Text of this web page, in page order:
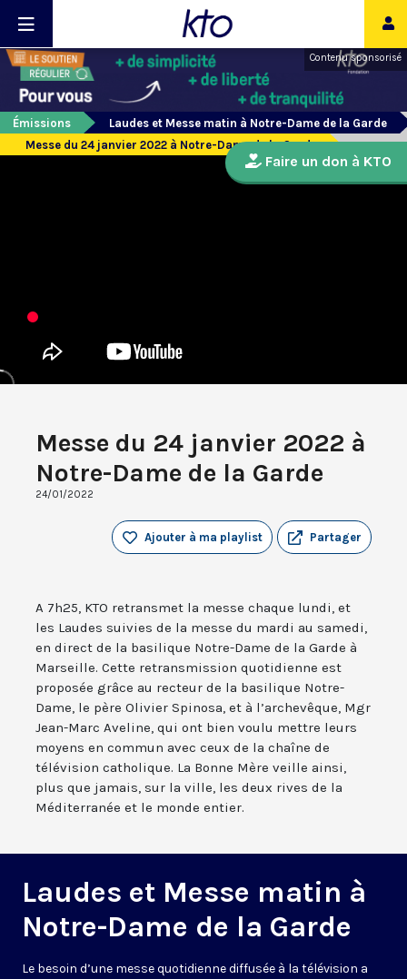
Contenu sponsorisé
Émissions
Laudes et Messe matin à Notre-Dame de la Garde
Messe du 24 janvier 2022 à Notre-Dame de la Garde
Messe du 24 janvier 2022 à
Notre-Dame de la Garde
24/01/2022
Partager
Ajouter à ma playlist
A 7h25, KTO retransmet la messe chaque lundi, et
les Laudes suivies de la messe du mardi au samedi,
en direct de la basilique Notre-Dame de la Garde à
Marseille. Cette retransmission quotidienne est
proposée grâce au recteur de la basilique Notre-
Dame, le père Olivier Spinosa, et à l’archevêque, Mgr
Jean-Marc Aveline, qui ont bien voulu mettre leurs
moyens en commun avec ceux de la chaîne de
télévision catholique. La Bonne Mère veille ainsi,
plus que jamais, sur la ville, les deux rives de la
Méditerranée et le monde entier.
Laudes et Messe matin à
Notre-Dame de la Garde
Le besoin d’une messe quotidienne diffusée à la télévision a
Faire un don à KTO